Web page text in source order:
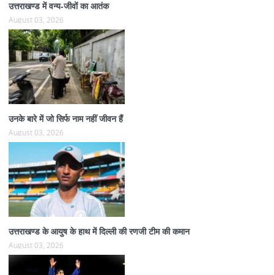
उत्तराखण्ड में वन्य-जीवों का आतंक
August 03, 2026
उनके बारे में जो सिर्फ नाम नहीं जीवन हैं
August 03, 2026
उत्तराखण्ड के आयुष के हाथ में दिल्ली की रणजी टीम की कमान
August 03, 2026